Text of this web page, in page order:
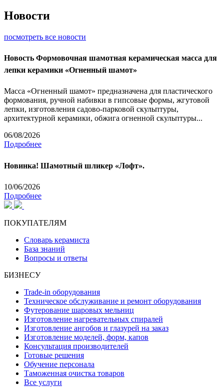
Новости
посмотреть все новости
Новость Формовочная шамотная керамическая масса для
лепки керамики «Огненный шамот»
Масса «Огненный шамот» предназначена для пластического
формования, ручной набивки в гипсовые формы, жгутовой
лепки, изготовления садово-парковой скульптуры,
архитектурной керамики, обжига огненной скульптуры...
06/08/2026
Подробнее
Новинка! Шамотный шликер «Лофт».
10/06/2026
Подробнее
ПОКУПАТЕЛЯМ
Словарь керамиста
База знаний
Вопросы и ответы
БИЗНЕСУ
Trade-in оборудования
Техническое обслуживание и ремонт оборудования
Футерование шаровых мельниц
Изготовление нагревательных спиралей
Изготовление ангобов и глазурей на заказ
Изготовление моделей, форм, капов
Консультация производителей
Готовые решения
Обучение персонала
Таможенная очистка товаров
Все услуги